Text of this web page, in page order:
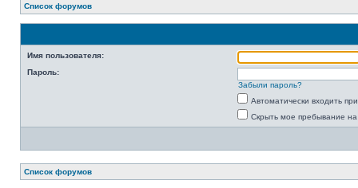
Список форумов
Имя пользователя:
Пароль:
Забыли пароль?
Автоматически входить
Скрыть мое пребывание
Список форумов